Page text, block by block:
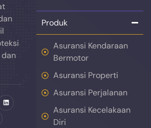
Produk
Asuransi Kendaraan
Bermotor
Asuransi Properti
Asuransi Perjalanan
Asuransi Kecelakaan
Diri